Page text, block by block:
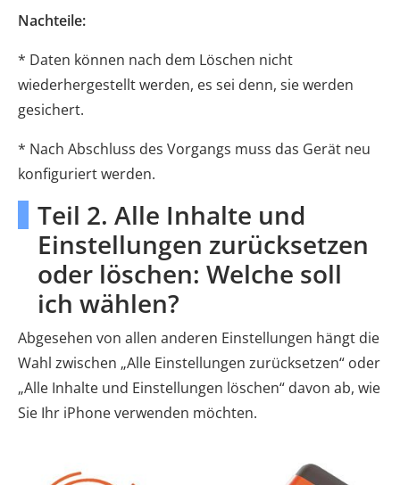
Nachteile:
* Daten können nach dem Löschen nicht
wiederhergestellt werden, es sei denn, sie werden
gesichert.
* Nach Abschluss des Vorgangs muss das Gerät neu
konfiguriert werden.
Teil 2. Alle Inhalte und
Einstellungen zurücksetzen
oder löschen: Welche soll
ich wählen?
Abgesehen von allen anderen Einstellungen hängt die
Wahl zwischen „Alle Einstellungen zurücksetzen“ oder
„Alle Inhalte und Einstellungen löschen“ davon ab, wie
Sie Ihr iPhone verwenden möchten.